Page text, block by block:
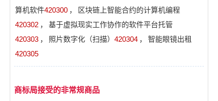
算机软件420300 ，
区块链上智能合约的计算机编程
420302 ，
基于虚拟现实工作协作的软件平台托管
420303 ， 照片数字化（扫描） 420304 ，
智能眼镜出租
420305
商标局接受的非常规商品